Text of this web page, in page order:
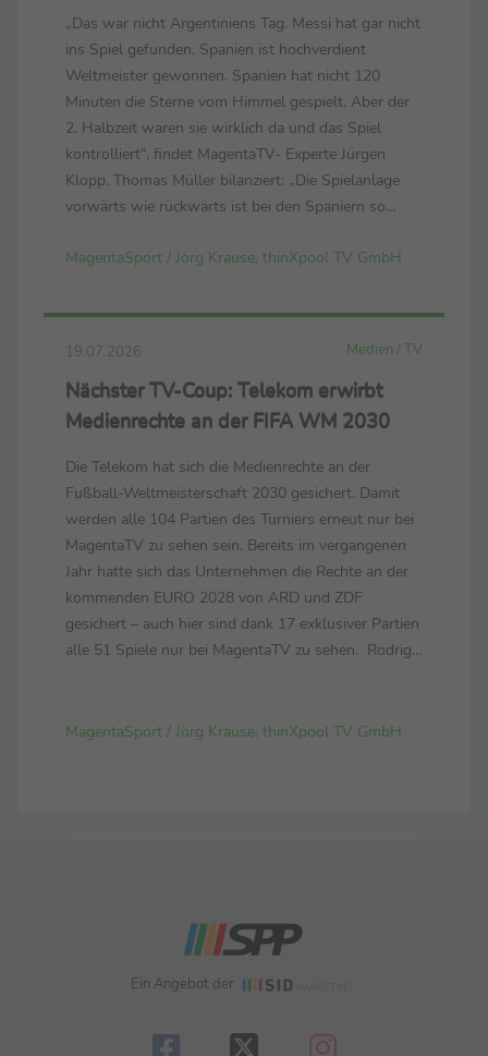
„Das war nicht Argentiniens Tag. Messi hat gar nicht
ins Spiel gefunden. Spanien ist hochverdient
Weltmeister gewonnen. Spanien hat nicht 120
Minuten die Sterne vom Himmel gespielt. Aber der
2. Halbzeit waren sie wirklich da und das Spiel
kontrolliert“, findet MagentaTV- Experte Jürgen
Klopp. Thomas Müller bilanziert: „Die Spielanlage
vorwärts wie rückwärts ist bei den Spaniern so
und Technik. Sie spielen mit allem.“ Luis de la ...
MagentaSport / Jörg Krause, thinXpool TV GmbH
19.07.2026 Medien / TV
Nächster TV-Coup: Telekom erwirbt
Medienrechte an der FIFA WM 2030
Die Telekom hat sich die Medienrechte an der
Fußball-Weltmeisterschaft 2030 gesichert. Damit
werden alle 104 Partien des Turniers erneut nur bei
MagentaTV zu sehen sein. Bereits im vergangenen
Jahr hatte sich das Unternehmen die Rechte an der
kommenden EURO 2028 von ARD und ZDF
gesichert – auch hier sind dank 17 exklusiver Partien
alle 51 Spiele nur bei MagentaTV zu sehen. Rodrigo
uns eine Fußball...
MagentaSport / Jörg Krause, thinXpool TV GmbH
Ein Angebot der